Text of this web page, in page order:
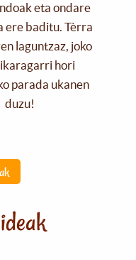
eta ondare
ere baditu. Tèrra
laguntzaz, joko
hori
parada ukanen
duzu!